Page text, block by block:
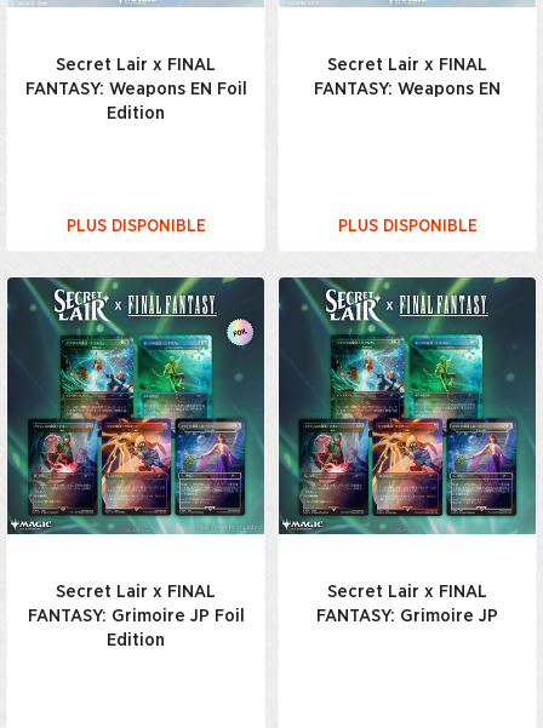
Secret Lair x FINAL
FANTASY: Weapons EN Foil
Edition
PLUS DISPONIBLE
Secret Lair x FINAL
FANTASY: Weapons EN
PLUS DISPONIBLE
Secret Lair x FINAL
FANTASY: Grimoire JP Foil
Edition
Secret Lair x FINAL
FANTASY: Grimoire JP